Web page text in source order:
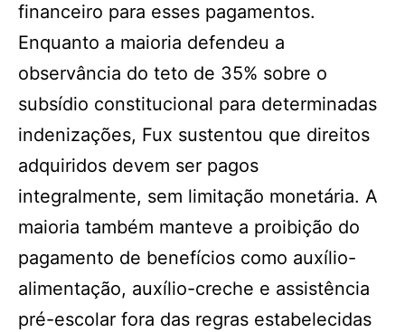
financeiro para esses pagamentos.
Enquanto a maioria defendeu a
observância do teto de 35% sobre o
subsídio constitucional para determinadas
indenizações, Fux sustentou que direitos
adquiridos devem ser pagos
integralmente, sem limitação monetária. A
maioria também manteve a proibição do
pagamento de benefícios como auxílio-
alimentação, auxílio-creche e assistência
pré-escolar fora das regras estabelecidas